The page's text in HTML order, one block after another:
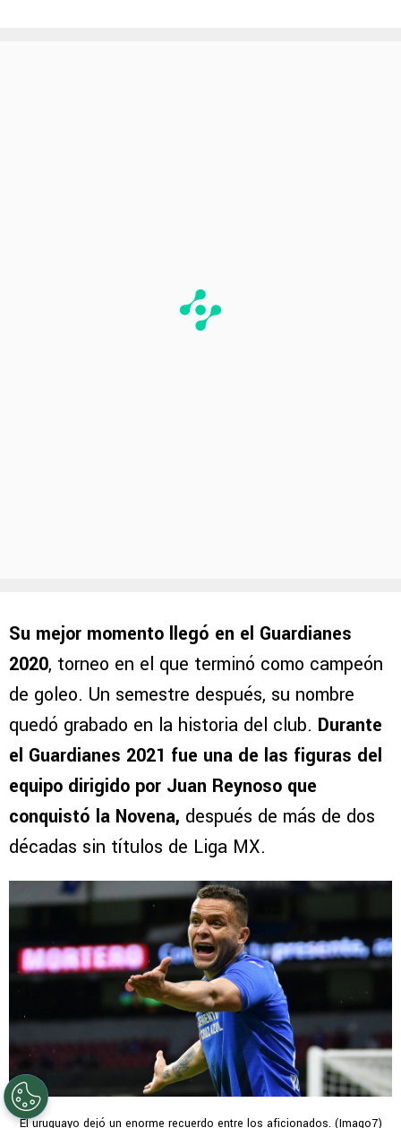
Su mejor momento llegó en el Guardianes
2020, torneo en el que terminó como campeón
de goleo. Un semestre después, su nombre
quedó grabado en la historia del club. Durante
el Guardianes 2021 fue una de las figuras del
equipo dirigido por Juan Reynoso que
conquistó la Novena, después de más de dos
décadas sin títulos de Liga MX.
El uruguayo dejó un enorme recuerdo entre los aficionados. (Imago7)